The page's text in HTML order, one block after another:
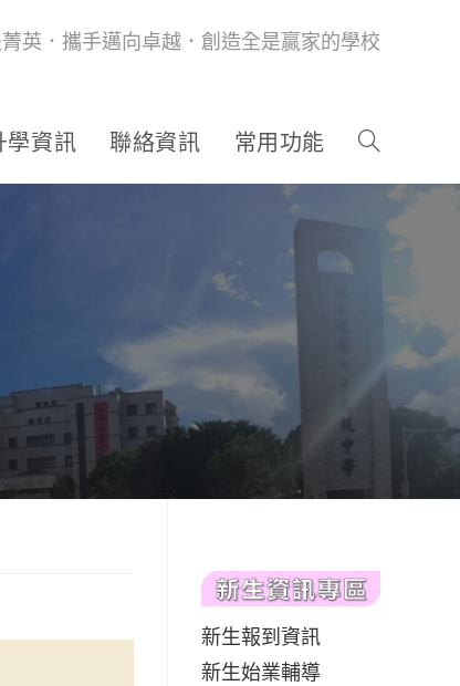
英．攜手邁向卓越．創造全是贏家的學校
學資訊 聯絡資訊 常用功能
新生報到資訊
新生始業輔導